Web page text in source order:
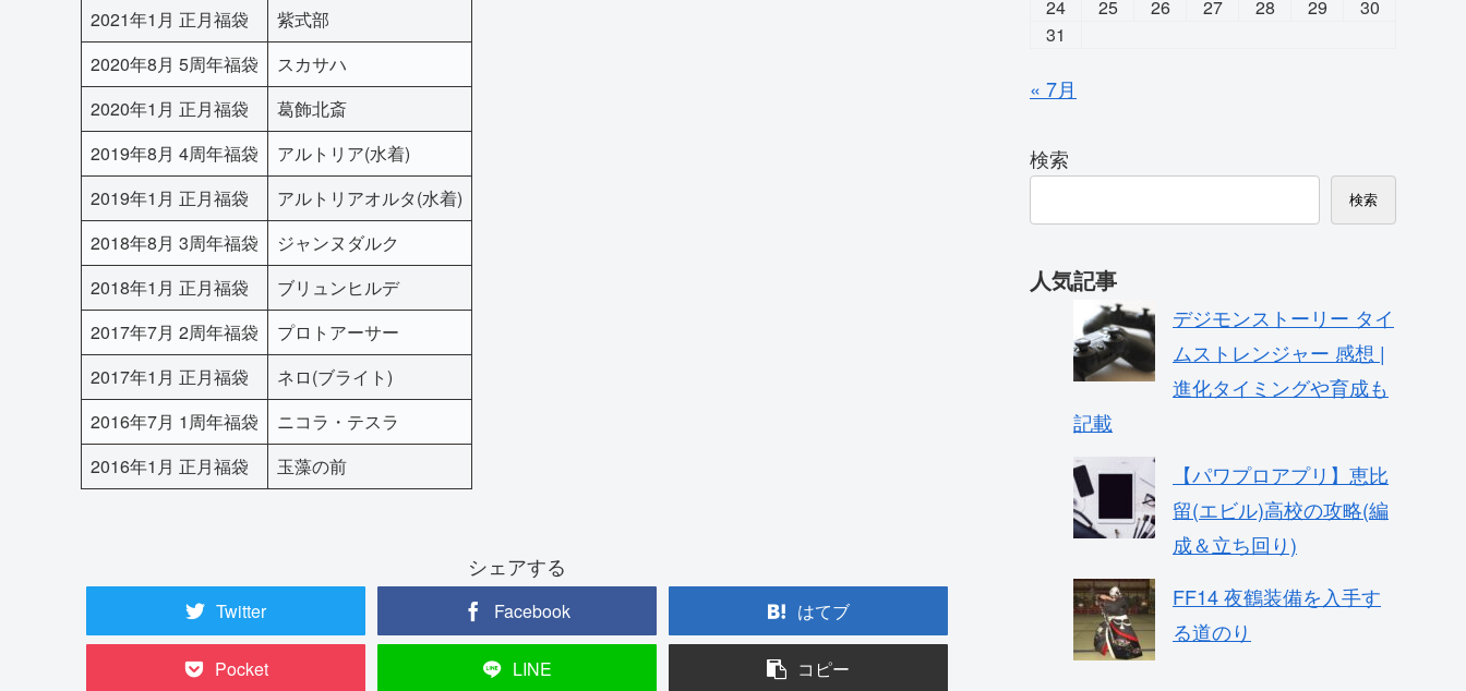
2021年1月 正月福袋
紫式部
2020年8月 5周年福袋
スカサハ
2020年1月 正月福袋
葛飾北斎
2019年8月 4周年福袋
アルトリア(水着)
2019年1月 正月福袋
アルトリアオルタ(水着)
2018年8月 3周年福袋
ジャンヌダルク
2018年1月 正月福袋
ブリュンヒルデ
2017年7月 2周年福袋
プロトアーサー
2017年1月 正月福袋
ネロ(ブライト)
2016年7月 1周年福袋
ニコラ・テスラ
2016年1月 正月福袋
玉藻の前
シェアする
Twitter Facebook はてブ
Pocket LINE コピー
24
25 26 27 28 29
30
31
« 7月
検索
検索
人気記事
デジモンストーリー タイ
ムストレンジャー 感想 |
進化タイミングや育成も
記載
【パワプロアプリ】恵比
留(エビル)高校の攻略(編
成＆立ち回り)
FF14 夜鶴装備を入手す
る道のり